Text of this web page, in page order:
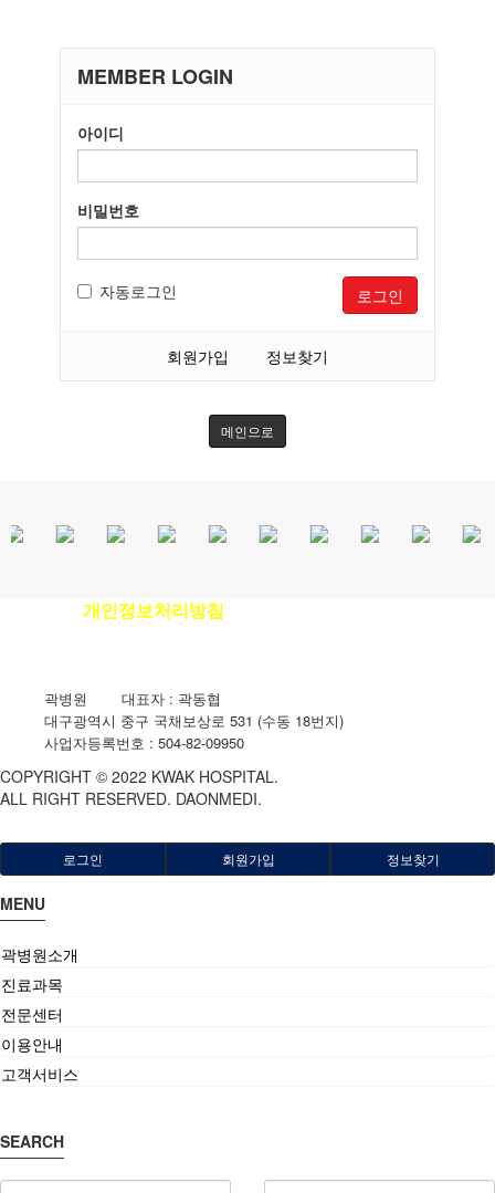
MEMBER LOGIN
아이디
비밀번호
자동로그인 로그인
회원가입 정보찾기
메인으로
개인정보처리방침
곽병원 대표자 : 곽동협
대구광역시 중구 국채보상로 531 (수동 18번지)
사업자등록번호 : 504-82-09950
COPYRIGHT © 2022 KWAK HOSPITAL.
ALL RIGHT RESERVED. DAONMEDI.
로그인 회원가입 정보찾기
MENU
곽병원소개
진료과목
전문센터
이용안내
고객서비스
SEARCH